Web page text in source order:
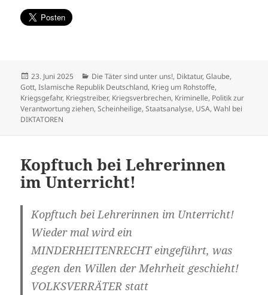
Veröffentlicht
am
23. Juni 2025 Kategorien
Die Täter sind unter uns!, Diktatur,Glaube,
Gott,Islamische Republik Deutschland, Krieg um Rohstoffe,
Kriegsgefahr, Kriegstreiber, Kriegsverbrechen, Kriminelle, Politik zur
Verantwortung ziehen,Scheinheilige,Staatsanalyse, USA,Wahl bei
DIKTATOREN
Kopftuch bei Lehrerinnen
im Unterricht!
Kopftuch bei Lehrerinnen im Unterricht!
Wieder mal wird ein
MINDERHEITENRECHT eingeführt, was
gegen den Willen der Mehrheit geschieht!
VOLKSVERRÄTER statt